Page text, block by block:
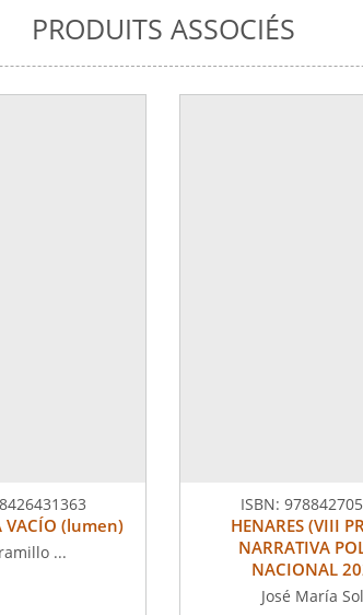
PRODUITS ASSOCIÉS
VACÍO (lumen)
...
ISBN:
HENARES (VIII
NARRATIVA
NACIONAL
José María